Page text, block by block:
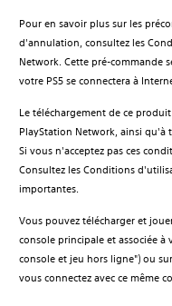
Pour en savoir plus sur les
d'annulation, consultez les
Network. Cette pré-commande
votre PS5 se connectera à
Le téléchargement de ce
PlayStation Network, ainsi
Si vous n'acceptez pas ces
Consultez les Conditions
importantes.
Vous pouvez télécharger et
console principale et associée
console et jeu hors ligne") ou
vous connectez avec ce même